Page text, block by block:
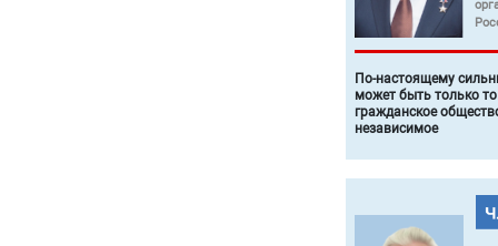
По-настоящему
может быть только
гражданское
независимое